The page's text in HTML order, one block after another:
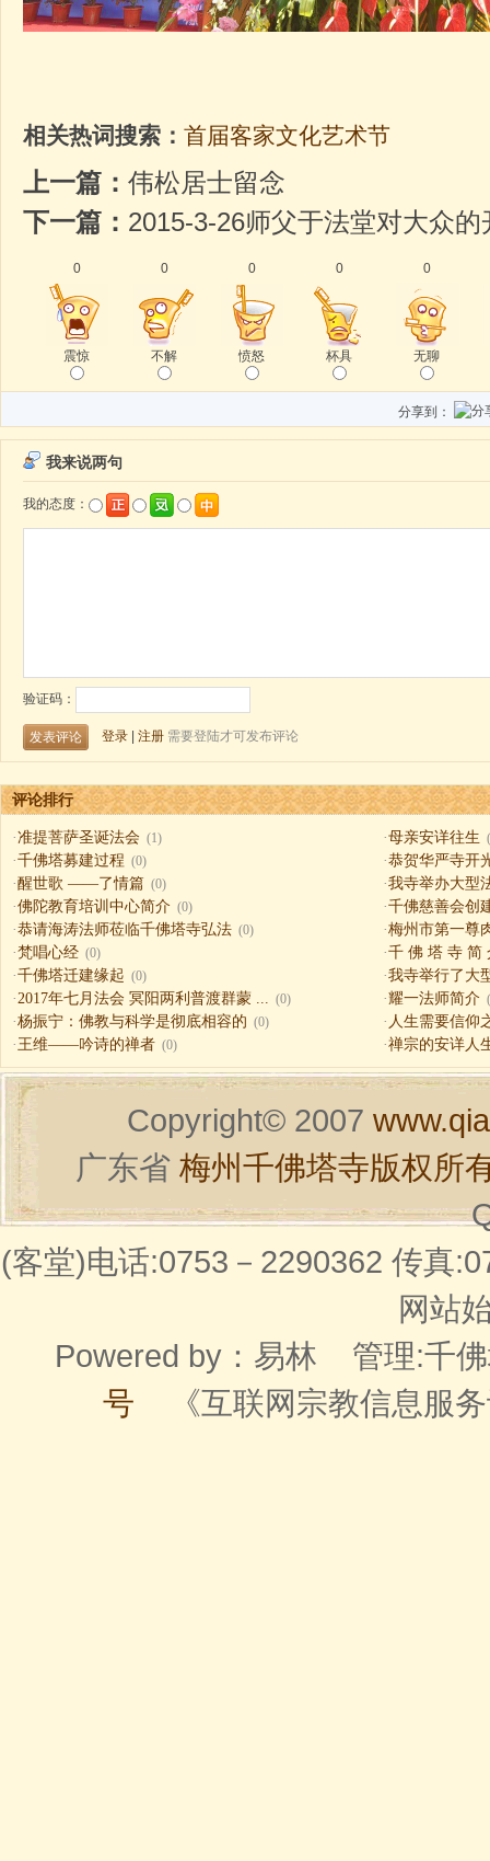
相关热词搜索： 首届客家文化艺术节
上一篇： 伟松居士留念
下一篇： 2015-3-26师父于法堂对大众的
0
震惊
0
不解
0
愤怒
0
杯具
0
无聊
分享到：
评论排行
·准提菩萨圣诞法会 (1) ·母亲安详往生
·千佛塔募建过程 (0) ·恭贺华严寺开
·醒世歌 ——了情篇 (0) ·我寺举办大型
·佛陀教育培训中心简介 (0) ·千佛慈善会创
·恭请海涛法师莅临千佛塔寺弘法 (0) ·梅州市第一尊
·梵唱心经 (0) ·千 佛 塔 寺 简
·千佛塔迁建缘起 (0) ·我寺举行了大
·2017年七月法会 冥阳两利普渡群蒙 ... (0) ·耀一法师简介
·杨振宁：佛教与科学是彻底相容的 (0) · 人生需要信仰
·王维——吟诗的禅者 (0) ·禅宗的安详人
Copyright© 2007
广东省 梅州千佛塔寺版权所
(客堂)电话:0753－2290362 传
网站
Powered by： 易林 管理:千
号 《互联网宗教信息服务